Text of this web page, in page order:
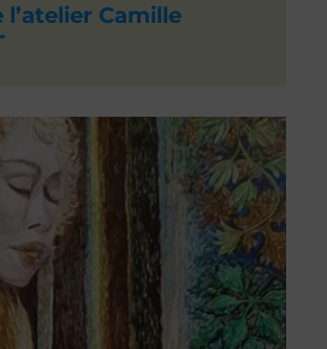
Camille